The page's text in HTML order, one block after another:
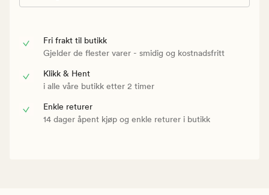
Fri frakt til butikk
Gjelder de flester varer - smidig og kostnadsfritt
Klikk & Hent
i alle våre butikk etter 2 timer
Enkle returer
14 dager åpent kjøp og enkle returer i butikk